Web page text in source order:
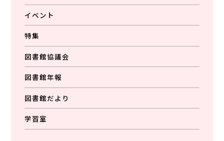
イベント
特集
図書館協議会
図書館年報
図書館だより
学習室